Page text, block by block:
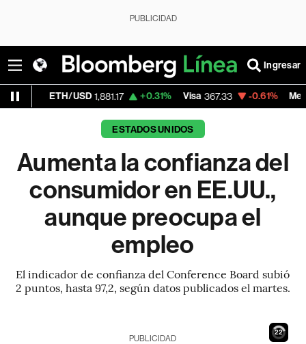
PUBLICIDAD
Ingresar
1,881.17 +0.31% Visa 367.33 -0.61% MercadoLibre
ESTADOS UNIDOS
Aumenta la confianza del
consumidor en EE.UU.,
aunque preocupa el
empleo
El indicador de confianza del Conference Board subió
2 puntos, hasta 97,2, según datos publicados el martes.
21
PUBLICIDAD